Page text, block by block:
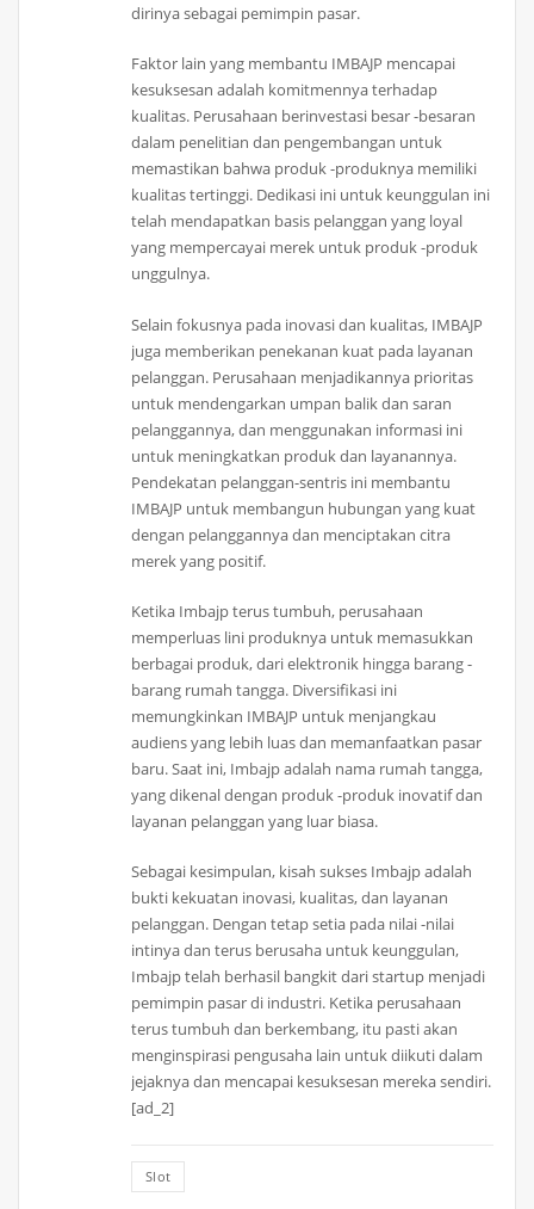
dirinya sebagai pemimpin pasar.
Faktor lain yang membantu IMBAJP mencapai
kesuksesan adalah komitmennya terhadap
kualitas. Perusahaan berinvestasi besar -besaran
dalam penelitian dan pengembangan untuk
memastikan bahwa produk -produknya memiliki
kualitas tertinggi. Dedikasi ini untuk keunggulan ini
telah mendapatkan basis pelanggan yang loyal
yang mempercayai merek untuk produk -produk
unggulnya.
Selain fokusnya pada inovasi dan kualitas, IMBAJP
juga memberikan penekanan kuat pada layanan
pelanggan. Perusahaan menjadikannya prioritas
untuk mendengarkan umpan balik dan saran
pelanggannya, dan menggunakan informasi ini
untuk meningkatkan produk dan layanannya.
Pendekatan pelanggan-sentris ini membantu
IMBAJP untuk membangun hubungan yang kuat
dengan pelanggannya dan menciptakan citra
merek yang positif.
Ketika Imbajp terus tumbuh, perusahaan
memperluas lini produknya untuk memasukkan
berbagai produk, dari elektronik hingga barang -
barang rumah tangga. Diversifikasi ini
memungkinkan IMBAJP untuk menjangkau
audiens yang lebih luas dan memanfaatkan pasar
baru. Saat ini, Imbajp adalah nama rumah tangga,
yang dikenal dengan produk -produk inovatif dan
layanan pelanggan yang luar biasa.
Sebagai kesimpulan, kisah sukses Imbajp adalah
bukti kekuatan inovasi, kualitas, dan layanan
pelanggan. Dengan tetap setia pada nilai -nilai
intinya dan terus berusaha untuk keunggulan,
Imbajp telah berhasil bangkit dari startup menjadi
pemimpin pasar di industri. Ketika perusahaan
terus tumbuh dan berkembang, itu pasti akan
menginspirasi pengusaha lain untuk diikuti dalam
jejaknya dan mencapai kesuksesan mereka sendiri.
[ad_2]
Slot